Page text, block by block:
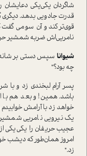
شاگردان یکی‌یکی
قدرت جادویی بدهد. دیگری
قوی‌تر کند و آن سومی
نامریی‌اش ضربه شمشیر
شیوانا سپس دستی بر
چه بود؟"
پسر آرام لبخندی زد و
باشد. همین! و بعد هم با
خواهد زد با آرامش
یک نیرویی نامریی
عجیب حریفان را یکی‌یکی
امروز همان‌طور که دیشب
زد."